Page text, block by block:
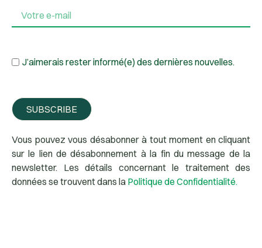
J’aimerais rester informé(e) des dernières nouvelles.
SUBSCRIBE
Vous pouvez vous désabonner à tout moment en cliquant
sur le lien de désabonnement à la fin du message de la
newsletter. Les détails concernant le traitement des
données se trouvent dans la Politique de Confidentialité.